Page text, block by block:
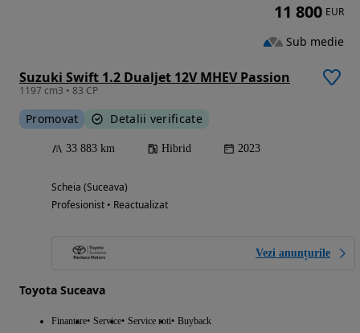
Suzuki Swift 1.2 Dualjet 12V MHEV Passion
1197 cm3 • 83 CP
Promovat Detalii verificate
33 883 km Hibrid 2023
Scheia (Suceava)
Profesionist • Reactualizat
Vezi anunțurile
Toyota Suceava
Finantare Service Service roti Buyback
11 800 EUR
Sub medie